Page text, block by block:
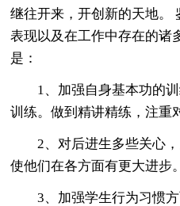
继往开来，开创新的天地。
表现以及在工作中存在的诸
是：
1、加强自身基本功的
训练。做到精讲精练，注重
2、对后进生多些关心
使他们在各方面有更大进步。
3、加强学生行为习惯